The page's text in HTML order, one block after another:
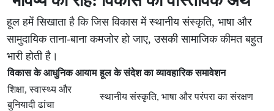
हूल हमें सिखाता है कि जिस विकास में स्थानीय संस्कृति, भाषा और
सामुदायिक ताना-बाना कमजोर हो जाए, उसकी सामाजिक कीमत बहुत
भारी होती है।
विकास के आधुनिक आयाम हूल के संदेश का व्यावहारिक समावेशन
शिक्षा, स्वास्थ्य और
बुनियादी ढांचा
स्थानीय संस्कृति, भाषा और परंपरा का संरक्षण